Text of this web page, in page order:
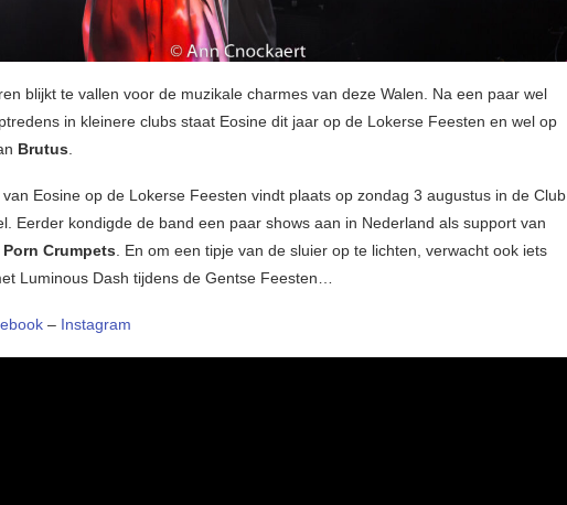
blijkt te vallen voor de muzikale charmes van deze Walen. Na een paar wel
in kleinere clubs staat Eosine dit jaar op de Lokerse Feesten en wel op
Brutus
Eosine op de Lokerse Feesten vindt plaats op zondag 3 augustus in de Club
Eerder kondigde de band een paar shows aan in Nederland als support van
Crumpets . En om een tipje van de sluier op te lichten, verwacht ook iets
Luminous Dash tijdens de Gentse Feesten…
– Instagram